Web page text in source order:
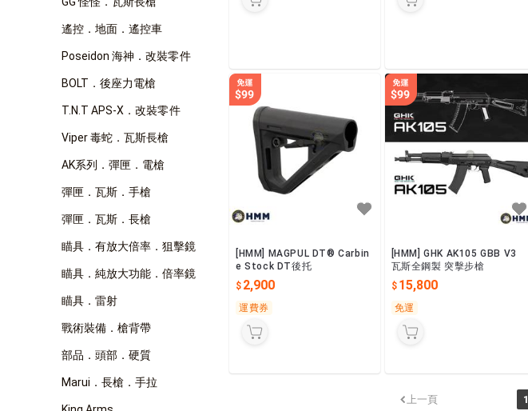
遙控．地面．遙控車
Poseidon 海神．改裝零件
BOLT．後座力電槍
T.N.T APS-X．改裝零件
Viper 毒蛇．瓦斯長槍
AK系列．彈匣．電槍
彈匣．瓦斯．手槍
彈匣．瓦斯．長槍
瞄具．有放大倍率．狙擊鏡
瞄具．純放大功能．倍率鏡
瞄具．雷射
戰術裝備．槍背帶
部品．頭部．硬質
Marui．長槍．手拉
[HMM] MAGPUL DT® Carbin
e Stock DT後托
2,900
運費券
[HMM] GHK AK105 GBB V3
瓦斯全鋼製 突擊步槍
15,800
免運
上一頁 1